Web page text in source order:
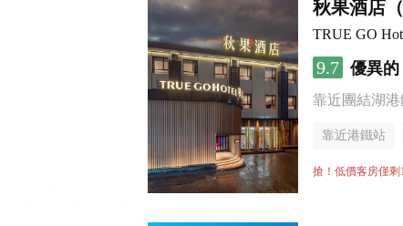
秋果酒店
TRUE GO
9.7 優異的
靠近團結湖
靠近港鐵站
無煙樓層
搶！低價客房僅剩